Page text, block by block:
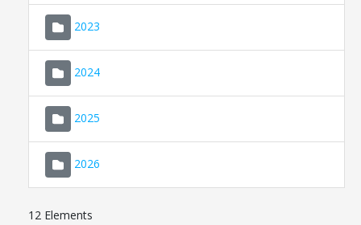
2023
2024
2025
2026
12 Elements